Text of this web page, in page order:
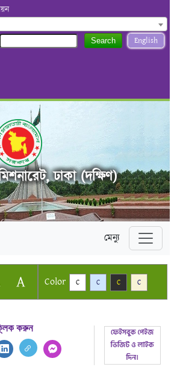
English
Search
ঢাকা (দক্ষিণ)
মেন্যু
A Color C C C C
করুন